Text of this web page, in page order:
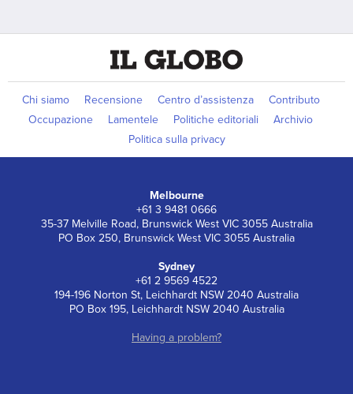
Chi siamo Recensione Centro d’assistenza
Contributo
Occupazione
Lamentele Politiche editoriali
Archivio
Politica sulla privacy
Melbourne
+61 3 9481 0666
35-37 Melville Road, Brunswick West VIC 3055 Australia
PO Box 250, Brunswick West VIC 3055 Australia
Sydney
+61 2 9569 4522
194-196 Norton St, Leichhardt NSW 2040 Australia
PO Box 195, Leichhardt NSW 2040 Australia
Having a problem?